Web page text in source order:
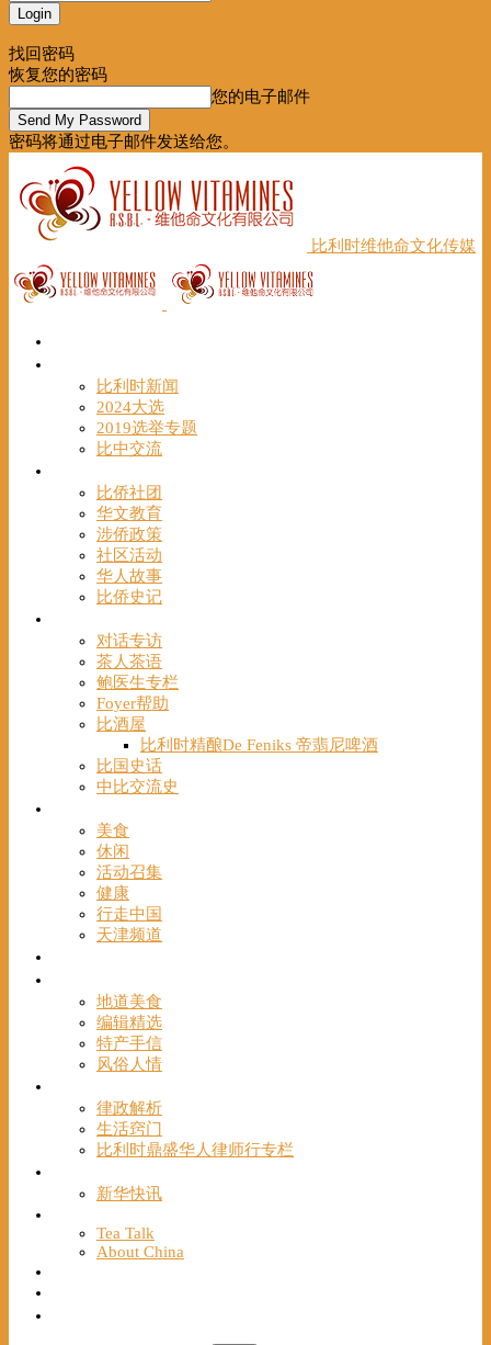
找回密码
恢复您的密码
您的电子邮件
密码将通过电子邮件发送给您。
比利时维他命文化传媒
比利时新闻
2024大选
2019选举专题
比中交流
比侨社团
华文教育
涉侨政策
社区活动
华人故事
比侨史记
对话专访
茶人茶语
鲍医生专栏
Foyer帮助
比酒屋
比利时精酿De Feniks 帝翡尼啤酒
比国史话
中比交流史
美食
休闲
活动召集
健康
行走中国
天津频道
地道美食
编辑精选
特产手信
风俗人情
律政解析
生活窍门
比利时鼎盛华人律师行专栏
新华快讯
Tea Talk
About China